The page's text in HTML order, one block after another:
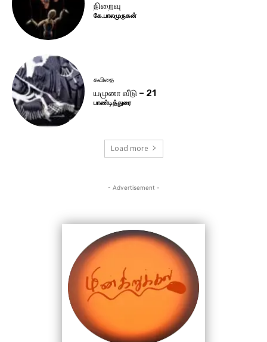
நிறைவு
கே.பாலமுருகன்
கவிதை
யமுனா வீடு – 21
பாண்டித்துரை
Load more
- Advertisement -